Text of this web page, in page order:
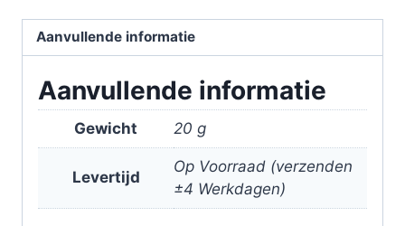
Aanvullende informatie
Aanvullende informatie
Gewicht 20 g
Levertijd
Op Voorraad (verzenden
±4 Werkdagen)